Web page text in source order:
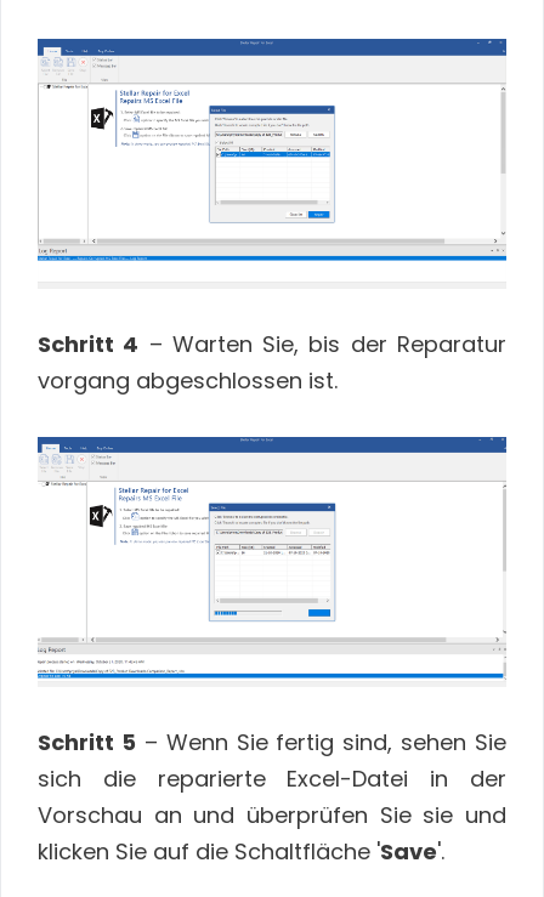
Schritt 4 – Warten Sie, bis der Reparatur
vorgang abgeschlossen ist.
Schritt 5 – Wenn Sie fertig sind, sehen Sie
sich die reparierte Excel-Datei in der
Vorschau an und überprüfen Sie sie und
klicken Sie auf die Schaltfläche 'Save'.